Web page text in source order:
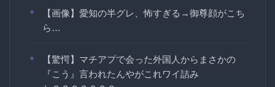
【画像】愛知の半グレ、怖すぎる→御尊顔がこち
ら…
【驚愕】マチアプで会った外国人からまさかの
『こう』言われたんやがこれワイ詰み